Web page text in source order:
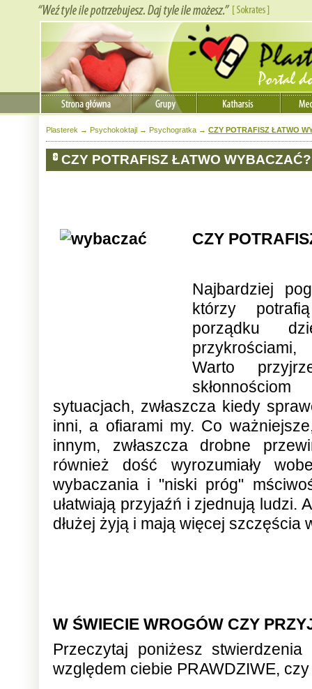
Plasterek → Psychokoktajl → Psychogratka → CZY POTRAFISZ ŁATWO
CZY POTRAFISZ ŁATWO WYBACZAĆ?
CZY
Najbardziej
którzy
porządku
Warto
sytuacjach, zwłaszcza kiedy
inni, a ofiarami my. Co
innym, zwłaszcza drobne
również dość wyrozumiały
wybaczania i "niski próg"
ułatwiają przyjaźń i zjednują ludzi.
dłużej żyją i mają więcej szczęścia
W ŚWIECIE WROGÓW CZY
Przeczytaj poniżesz
względem ciebie PRAWDZIWE,